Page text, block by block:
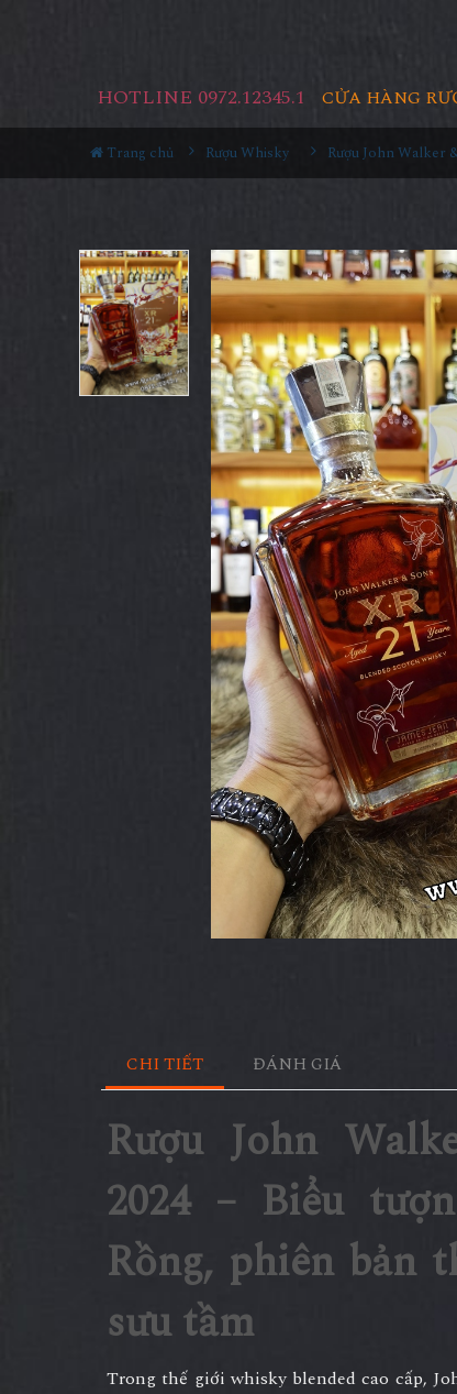
CỬA HÀNG
HOTLINE 0972.12345.1
Trang chủ Rượu Whisky
CHI TIẾT ĐÁNH GIÁ
Rượu John
2024 – Biểu
Rồng, phiên bản
sưu tầm
Trong thế giới whisky blended cao cấp,